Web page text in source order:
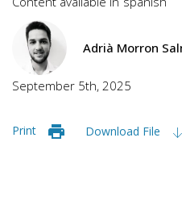
Adrià Morron
September 5th, 2025
Print Download File